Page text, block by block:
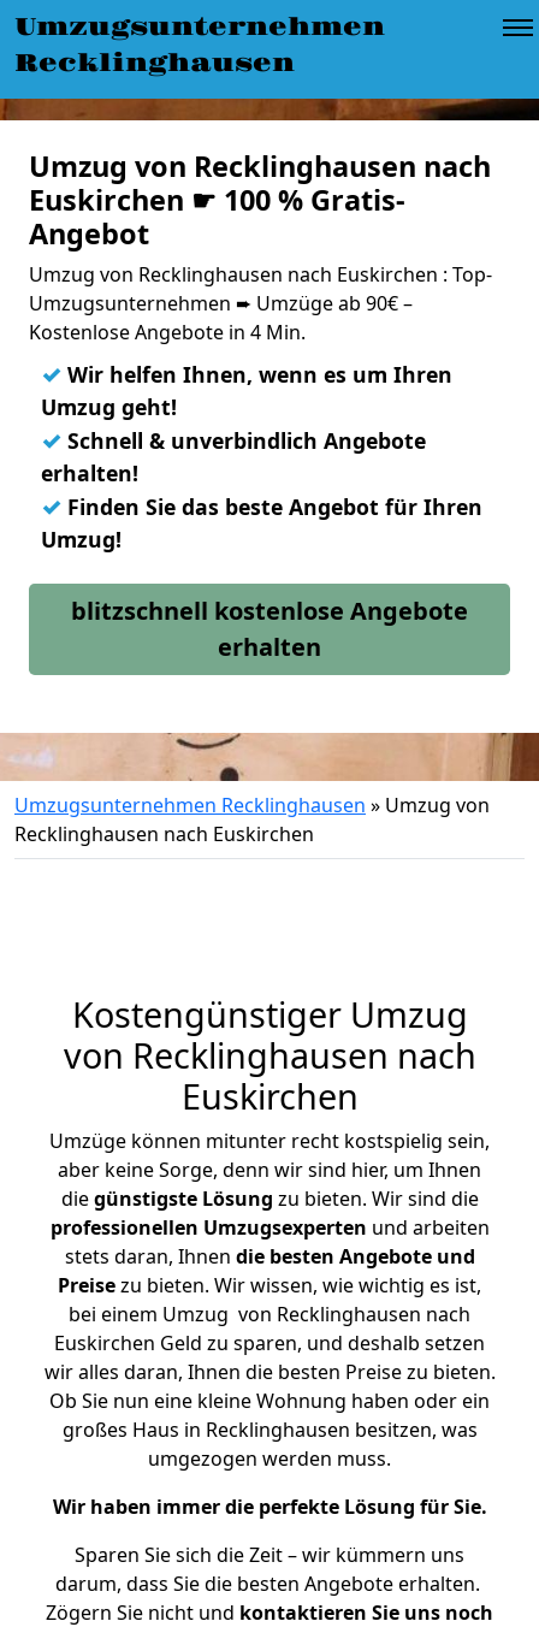
Umzugsunternehmen
Recklinghausen
Umzug von Recklinghausen nach
Euskirchen ☛ 100 % Gratis-
Angebot
Umzug von Recklinghausen nach Euskirchen : Top-
Umzugsunternehmen ➨ Umzüge ab 90€ –
Kostenlose Angebote in 4 Min.
✓ Wir helfen Ihnen, wenn es um Ihren
Umzug geht!
✓ Schnell & unverbindlich Angebote
erhalten!
✓ Finden Sie das beste Angebot für Ihren
Umzug!
blitzschnell kostenlose Angebote
erhalten
Umzugsunternehmen Recklinghausen » Umzug von
Recklinghausen nach Euskirchen
Kostengünstiger Umzug
von Recklinghausen nach
Euskirchen
Umzüge können mitunter recht kostspielig sein,
aber keine Sorge, denn wir sind hier, um Ihnen
diegünstigste Lösung zu bieten. Wir sind die
professionellen Umzugsexperten und arbeiten
stets daran, Ihnen die besten Angebote und
Preisezu bieten. Wir wissen, wie wichtig es ist,
bei einem Umzug von Recklinghausen nach
Euskirchen Geld zu sparen, und deshalb setzen
wir alles daran, Ihnen die besten Preise zu bieten.
Ob Sie nun eine kleine Wohnung haben oder ein
großes Haus in Recklinghausen besitzen, was
umgezogen werden muss.
Wir haben immer die perfekte Lösung für Sie.
Sparen Sie sich die Zeit – wir kümmern uns
darum, dass Sie die besten Angebote erhalten.
Zögern Sie nicht und kontaktieren Sie uns noch